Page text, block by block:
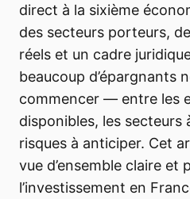
direct à la sixième
des secteurs porteurs,
réels et un cadre
beaucoup d’épargnants
commencer — entre les
disponibles, les secteurs
risques à anticiper. Cet
vue d’ensemble claire et
l’investissement en